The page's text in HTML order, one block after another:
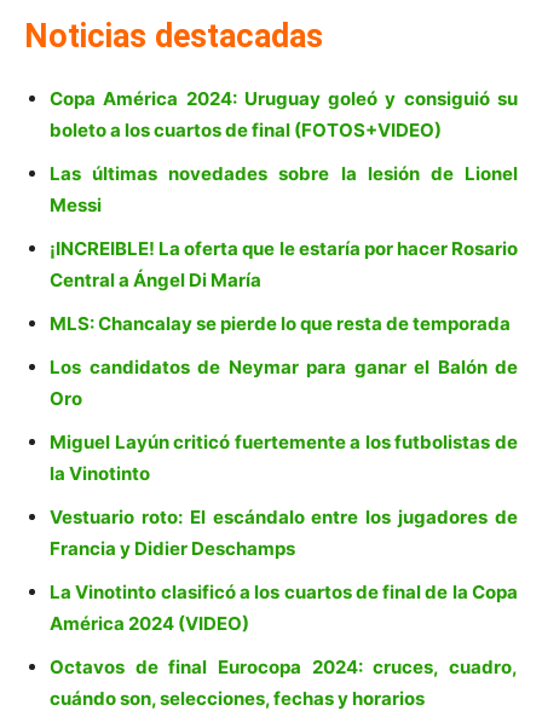
Noticias destacadas
Copa América 2024: Uruguay goleó y consiguió su
boleto a los cuartos de final (FOTOS+VIDEO)
Las últimas novedades sobre la lesión de Lionel
Messi
¡INCREIBLE! La oferta que le estaría por hacer Rosario
Central a Ángel Di María
MLS: Chancalay se pierde lo que resta de temporada
Los candidatos de Neymar para ganar el Balón de
Oro
Miguel Layún criticó fuertemente a los futbolistas de
la Vinotinto
Vestuario roto: El escándalo entre los jugadores de
Francia y Didier Deschamps
La Vinotinto clasificó a los cuartos de final de la Copa
América 2024 (VIDEO)
Octavos de final Eurocopa 2024: cruces, cuadro,
cuándo son, selecciones, fechas y horarios